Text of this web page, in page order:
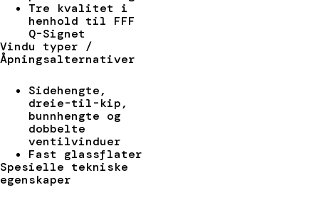
Tre kvalitet i
henhold til FFF
Q-Signet
Vindu typer /
Åpningsalternativer
Sidehengte,
dreie-til-kip,
bunnhengte og
dobbelte
ventilvinduer
Fast glassflater
Spesielle tekniske
egenskaper